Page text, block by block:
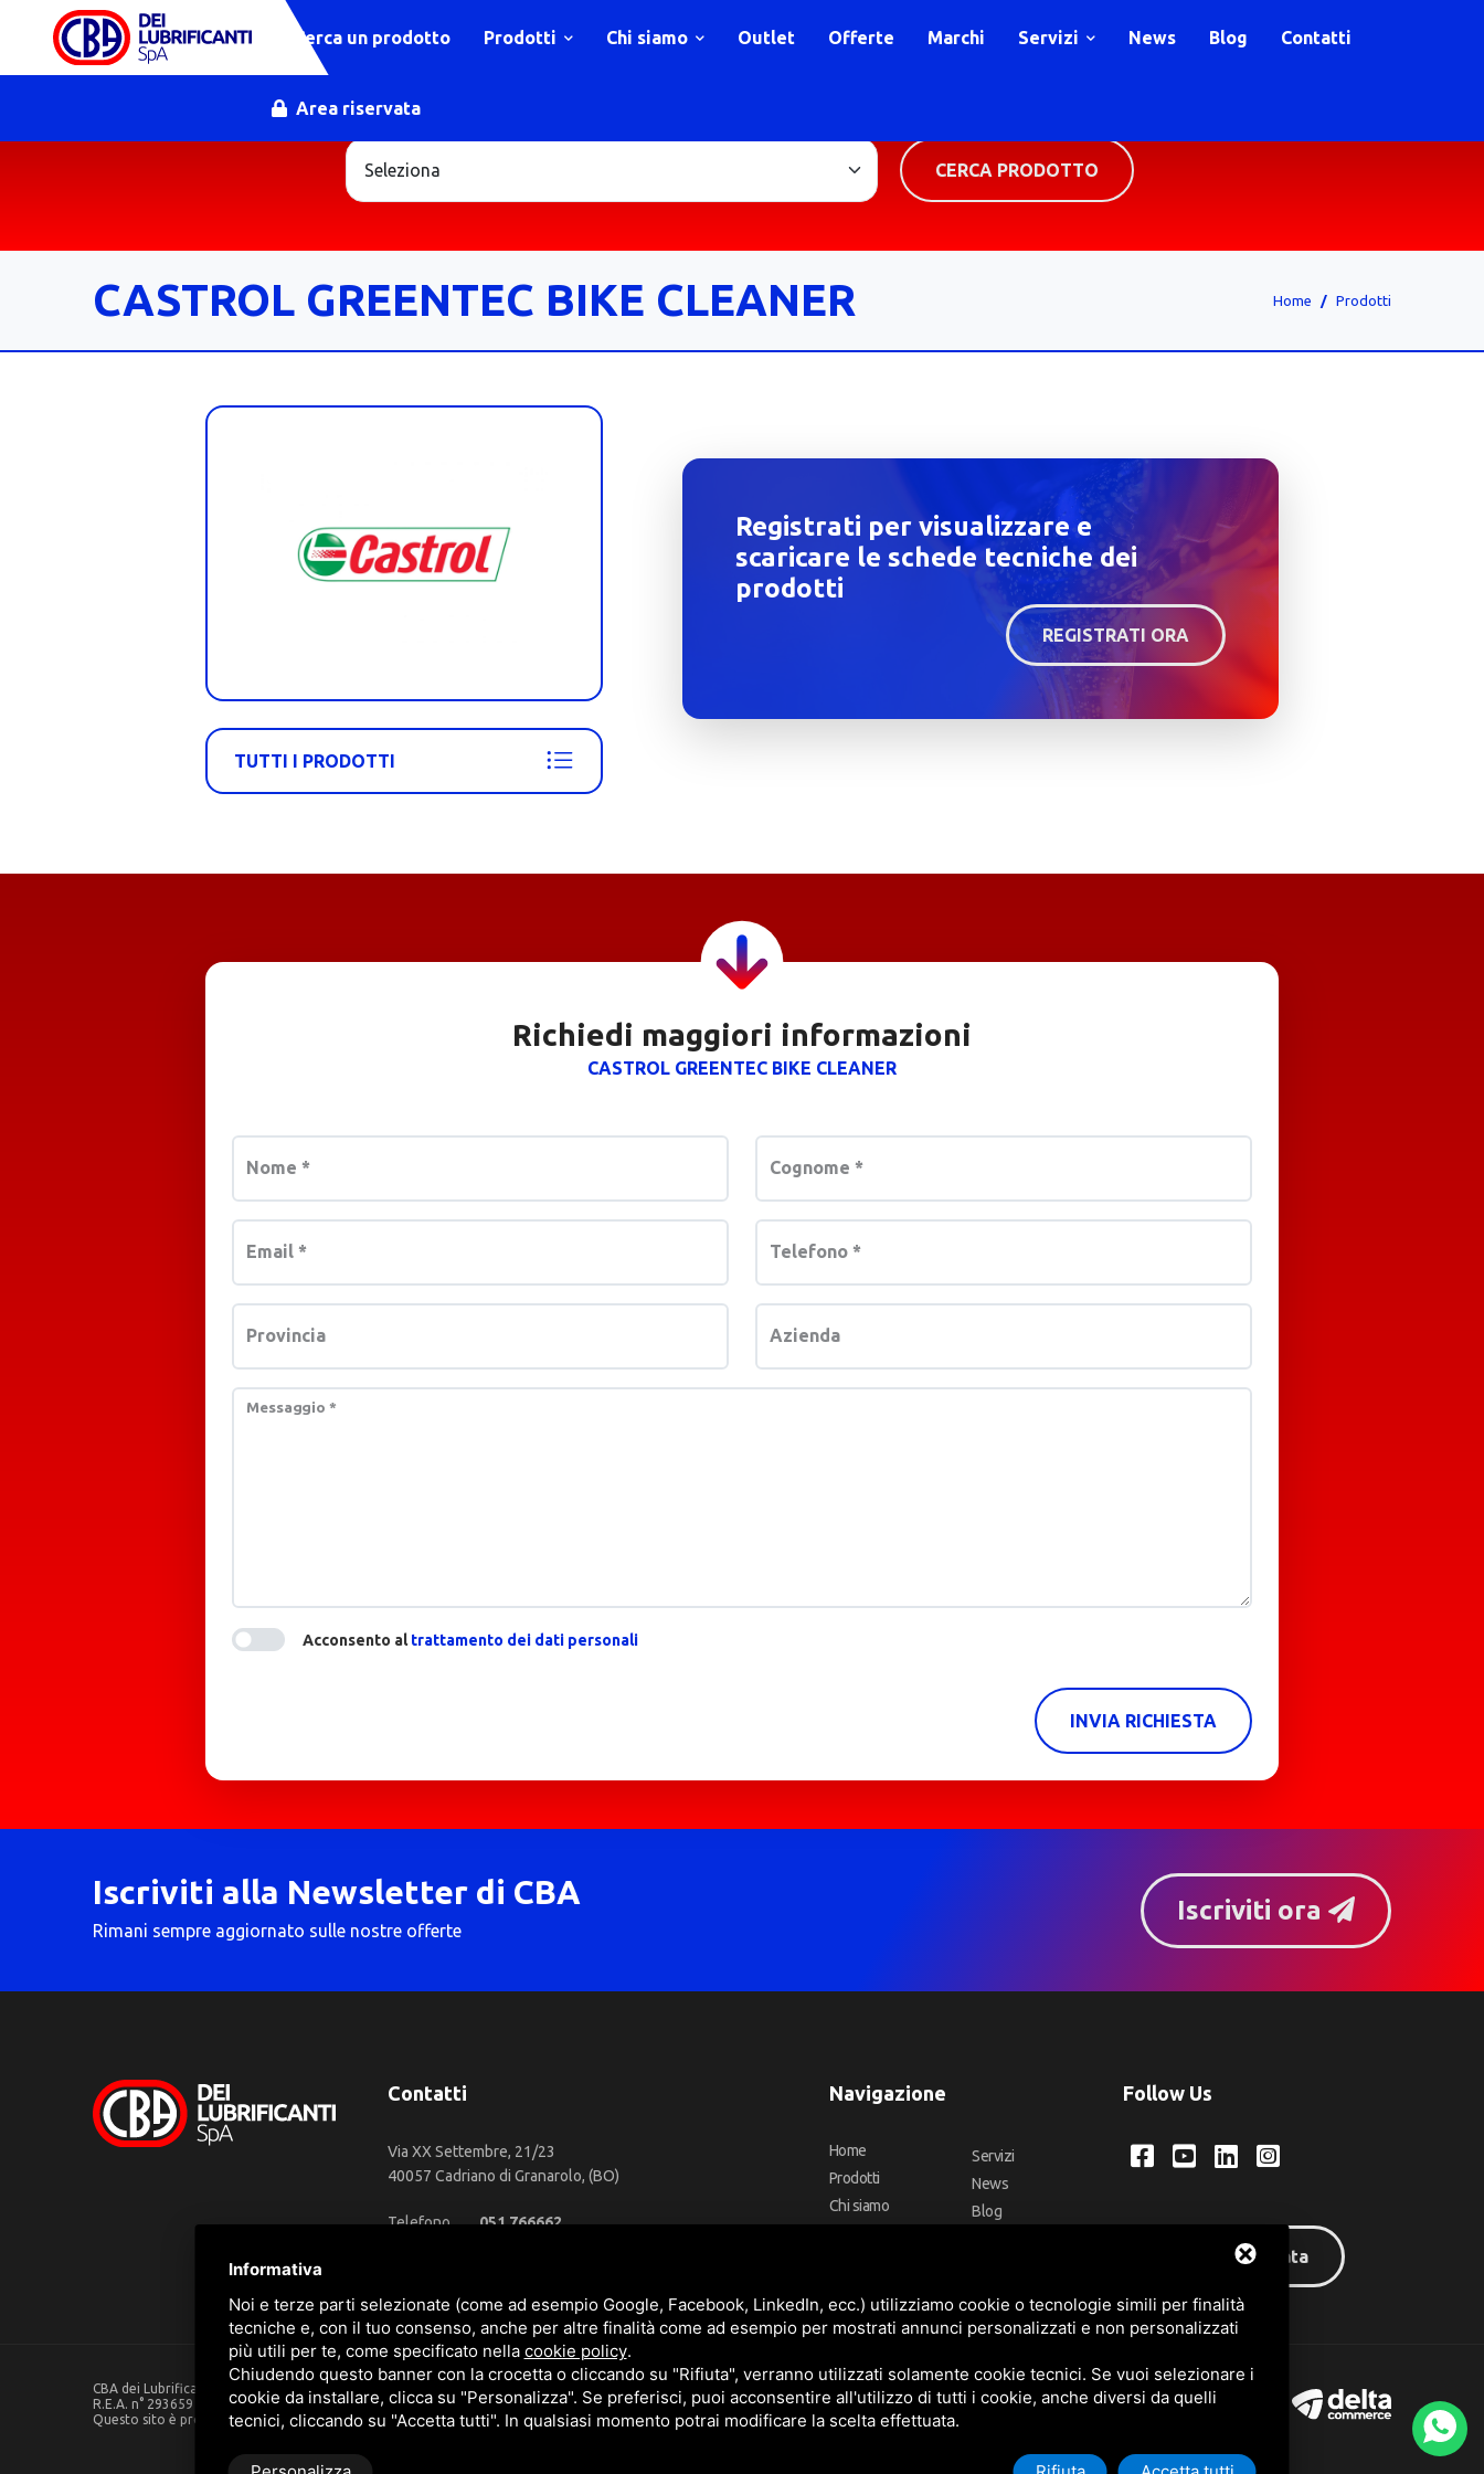
Cerca un prodotto Prodotti Chi siamo Outlet Offerte Marchi Servizi News Blog Contatti
Area riservata
CERCA PRODOTTO
CASTROL GREENTEC BIKE CLEANER Home Prodotti
TUTTI I PRODOTTI
Registrati per visualizzare e
scaricare le schede tecniche dei
prodotti
REGISTRATI ORA
Richiedi maggiori informazioni
CASTROL GREENTEC BIKE CLEANER
Nome * Cognome *
Email * Telefono *
Provincia Azienda
Messaggio *
Acconsento altrattamento dei dati personali
INVIA RICHIESTA
Iscriviti alla Newsletter di CBA
Rimani sempre aggiornato sulle nostre offerte
Iscriviti ora
Contatti
Via XX Settembre, 21/23
40057 Cadriano di Granarolo, (BO)
Telefono
051 766662
Navigazione
Home
Prodotti
Chi siamo
Servizi
News
Blog
Follow Us
Area riservata
CBA dei Lubrificanti Spa - P. IVA 00624811204 - Codice fiscale 03472740376
R.E.A. n° 293659 - REG. IMPRESE BO Capitale Sociale €. 120.000 int. versati -Sitemap
Questo sito è protetto da Google reCAPTCHA v3,Privacy Policye Termini di serviziodi Google
Informativa
Noi e terze parti selezionate (come ad esempio Google, Facebook, LinkedIn, ecc.) utilizziamo cookie o tecnologie simili per finalità
tecniche e, con il tuo consenso, anche per altre finalità come ad esempio per mostrati annunci personalizzati e non personalizzati
più utili per te, come specificato nella cookie policy.
Chiudendo questo banner con la crocetta o cliccando su "Rifiuta", verranno utilizzati solamente cookie tecnici. Se vuoi selezionare i
cookie da installare, clicca su "Personalizza". Se preferisci, puoi acconsentire all'utilizzo di tutti i cookie, anche diversi da quelli
tecnici, cliccando su "Accetta tutti". In qualsiasi momento potrai modificare la scelta effettuata.